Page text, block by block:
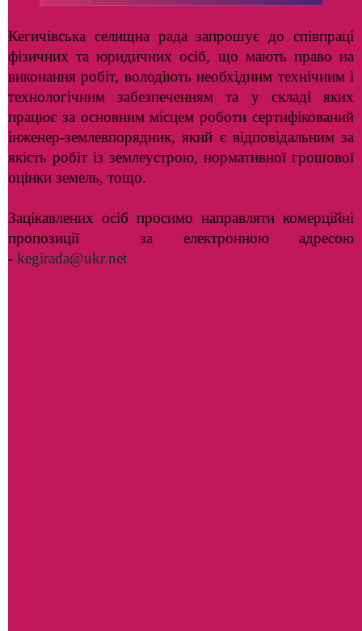
Кегичівська селищна рада запрошує до співпраці
фізичних та юридичних осіб, що мають право на
виконання робіт, володіють необхідним технічним і
технологічним забезпеченням та у складі яких
працює за основним місцем роботи сертифікований
інженер-землевпорядник, який є відповідальним за
якість робіт із землеустрою, нормативної грошової
оцінки земель, тощо.
Зацікавлених осіб просимо направляти комерційні
пропозиції за електронною адресою
- kegirada@ukr.net